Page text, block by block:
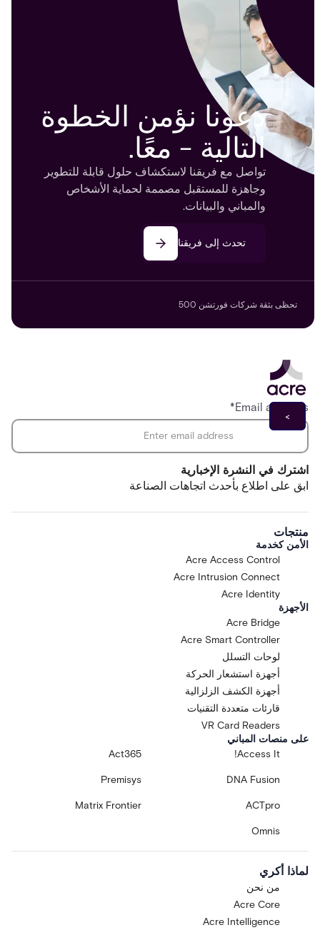
دعونا نؤمن الخطوة
التالية - معًا.
تواصل مع فريقنا لاستكشاف حلول قابلة للتطوير
وجاهزة للمستقبل مصممة لحماية الأشخاص
والمباني والبيانات.
تحدث إلى فريقنا
تحظى بثقة شركات فورتشن 500
اشترك في النشرة الإخبارية
ابق على اطلاع بأحدث اتجاهات الصناعة
Email address
*
منتجات
الأمن كخدمة
Acre Access Control
Acre Intrusion Connect
Acre Identity
الأجهزة
Acre Bridge
Acre Smart Controller
لوحات التسلل
أجهزة استشعار الحركة
أجهزة الكشف الزلزالية
قارئات متعددة التقنيات
VR Card Readers
على منصات المباني
Access It!
Act365
DNA Fusion
Premisys
ACTpro
Matrix Frontier
Omnis
لماذا أكري
من نحن
Acre Core
Acre Intelligence